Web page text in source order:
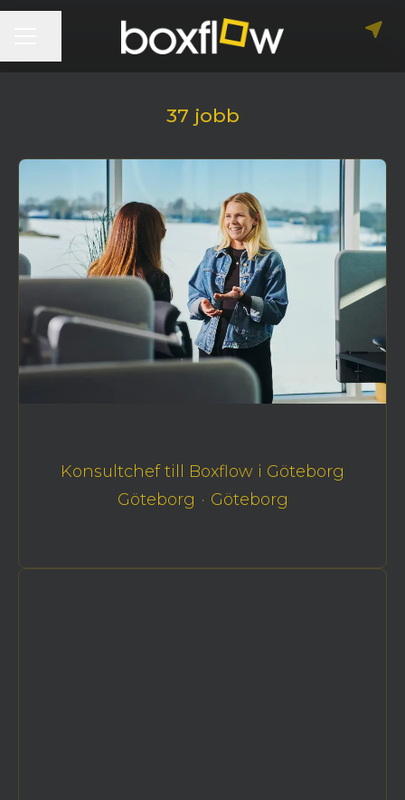
37 jobb
Konsultchef till Boxflow i Göteborg
Göteborg · Göteborg